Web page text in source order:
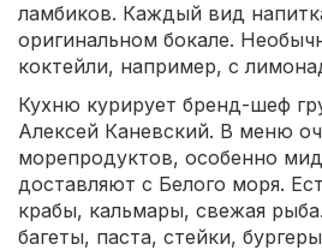
ламбиков. Каждый вид
оригинальном бокале.
коктейли, например, с
Кухню курирует бренд-шеф
Алексей Каневский. В меню
морепродуктов, особенно
доставляют с Белого моря.
крабы, кальмары, свежая
багеты, паста, стейки,